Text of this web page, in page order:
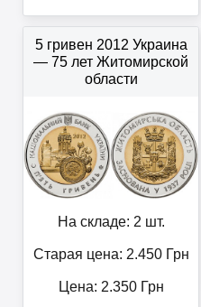
5 гривен 2012 Украина
— 75 лет Житомирской
области
На складе: 2 шт.
Старая цена: 2.450Грн
Цена: 2.350Грн